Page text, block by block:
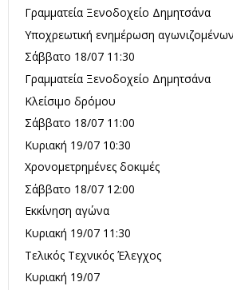
Γραμματεία Ξενοδοχείο Δημητσάνα
Υποχρεωτική ενημέρωση αγωνιζομένων
Σάββατο 18/07 11:30
Γραμματεία Ξενοδοχείο Δημητσάνα
Κλείσιμο δρόμου
Σάββατο 18/07 11:00
Κυριακή 19/07 10:30
Χρονομετρημένες δοκιμές
Σάββατο 18/07 12:00
Εκκίνηση αγώνα
Κυριακή 19/07 11:30
Tελικός Τεχνικός Έλεγχος
Κυριακή 19/07